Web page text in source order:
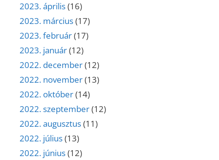
2023. április(16)
2023. március(17)
2023. február(17)
2023. január(12)
2022. december(12)
2022. november(13)
2022. október(14)
2022. szeptember(12)
2022. augusztus(11)
2022. július(13)
2022. június(12)